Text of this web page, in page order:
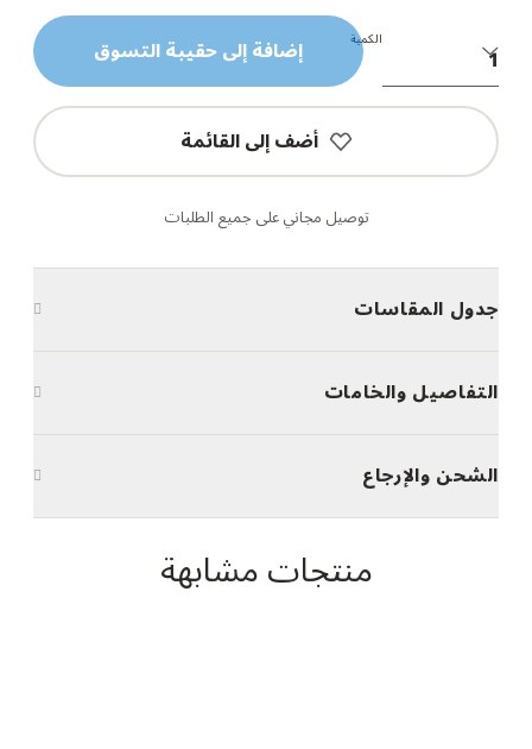
الكمية إضافة إلى حقيبة التسوق
أضف إلى القائمة
توصيل مجاني على جميع الطلبات
جدول المقاسات
التفاصيل والخامات
الشحن والإرجاع
منتجات مشابهة